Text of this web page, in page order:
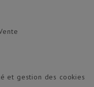
et gestion des cookies